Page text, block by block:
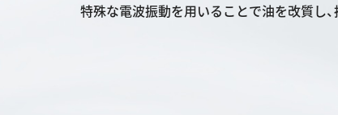
特殊な電波振動を用いることで油を改質し、